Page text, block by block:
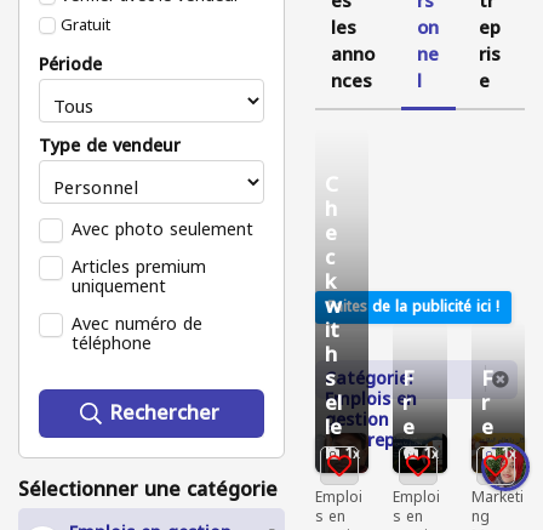
Gratuit
Période
Type de vendeur
Avec photo seulement
Articles premium
uniquement
Avec numéro de
téléphone
Rechercher
Sélectionner une catégorie
les
anno
nces
on
ne
l
ep
ris
e
Faites de la publicité ici !
Catégorie:
Emplois en
gestion
d'entreprise
C
h
e
c
k
w
it
h
s
el
le
r 1
Emploi
s en
F
r
e
e1
Emploi
s en
F
r
e
e1
Marketi
ng